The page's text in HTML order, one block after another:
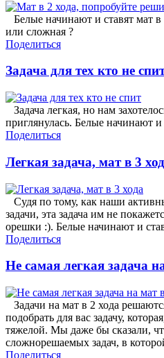
Белые начинают и ставят мат в
или сложная ?
Поделиться
Задача для тех кто не
Задача легкая, но нам
приглянулась. Белые начинают
Поделиться
Легкая задача, мат в 3
Судя по тому, как наши
задачи, эта задача им не
орешки :). Белые начинают и
Поделиться
Не самая легкая задача
Задачи на мат в 2 хода
подобрать для вас задачу,
тяжелой. Мы даже бы сказали,
сложнорешаемых задач, в
Поделиться